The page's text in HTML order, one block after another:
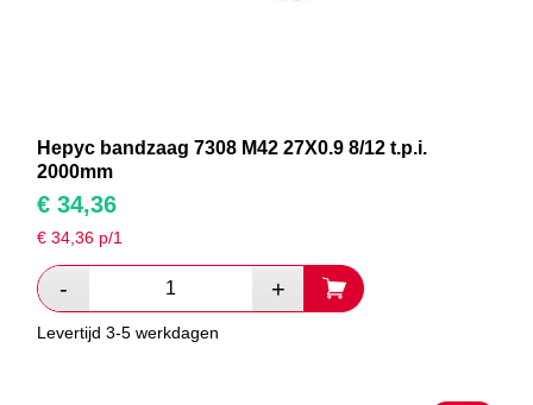
Hepyc bandzaag 7308 M42 27X0.9 8/12 t.p.i.
2000mm
€ 34,36
€34,36 p/1
Levertijd 3-5 werkdagen